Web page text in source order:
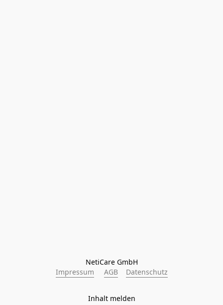
NetiCare GmbH
Impressum
AGB Datenschutz
Inhalt melden